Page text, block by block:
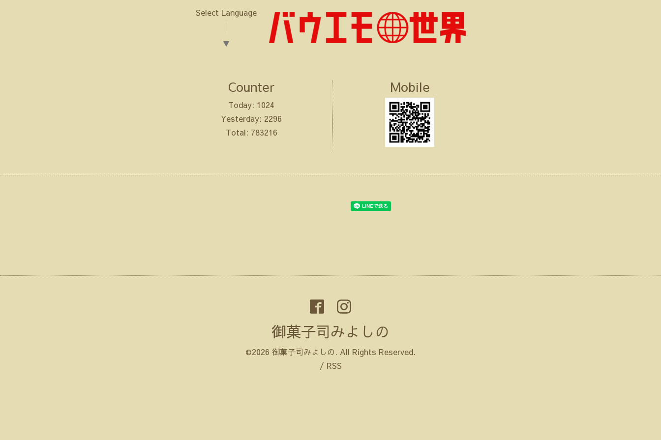
Select Language
▼
Counter
Today: 1024
Yesterday: 2296
Total: 783216
Mobile
御菓子司みよしの
©2026 御菓子司みよしの. All Rights Reserved.
/ RSS